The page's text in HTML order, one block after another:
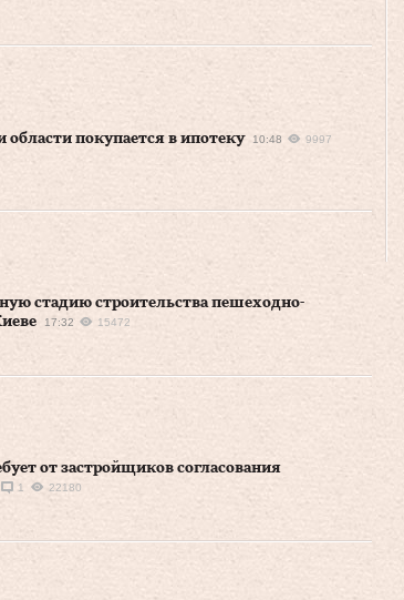
области покупается в ипотеку
10:48 9997
стадию строительства пешеходно-
17:32 15472
от застройщиков согласования
1 22180